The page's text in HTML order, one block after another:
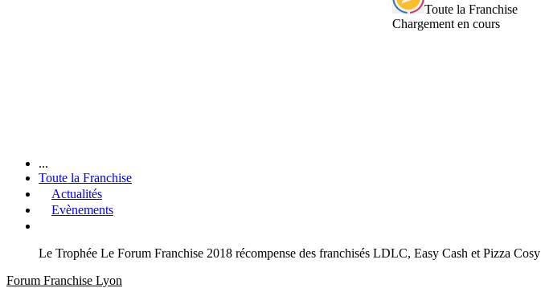
Toute la Franchise
Chargement en cours
...
Toute la Franchise
Actualités
Evènements
Le Trophée Le Forum Franchise 2018 récompense des franchisés LDLC, Easy Cash et Pizza Cosy
Forum Franchise Lyon